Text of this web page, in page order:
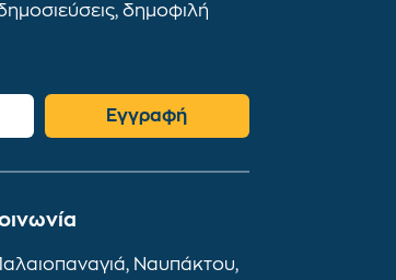
δημοφιλή
Εγγραφή
Ναυπάκτου,